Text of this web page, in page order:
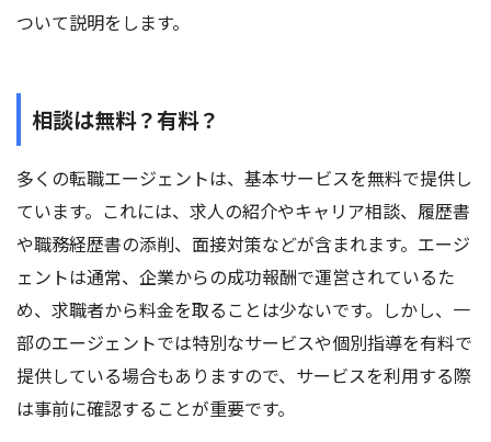
ついて説明をします。
相談は無料？有料？
多くの転職エージェントは、基本サービスを無料で提供し
ています。これには、求人の紹介やキャリア相談、履歴書
や職務経歴書の添削、面接対策などが含まれます。エージ
ェントは通常、企業からの成功報酬で運営されているた
め、求職者から料金を取ることは少ないです。しかし、一
部のエージェントでは特別なサービスや個別指導を有料で
提供している場合もありますので、サービスを利用する際
は事前に確認することが重要です。